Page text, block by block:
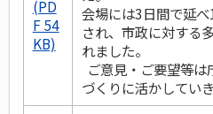
(PD
F 54
KB)
会場には3日間で延
され、市政に対する
れました。
ご意見・ご要望等
づくりに活かしてい